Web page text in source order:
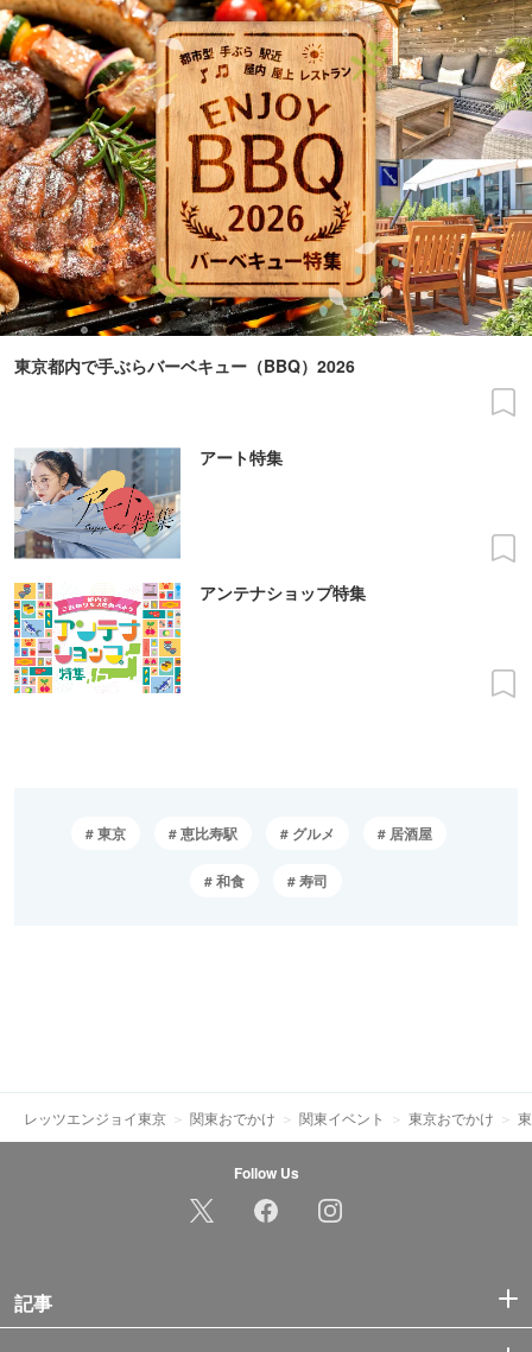
東京都内で手ぶらバーベキュー（BBQ）2026
アート特集
アンテナショップ特集
東京 恵比寿駅 グルメ 居酒屋
和食 寿司
レッツエンジョイ東京 関東おでかけ 関東イベント 東京おでかけ
Follow Us
記事